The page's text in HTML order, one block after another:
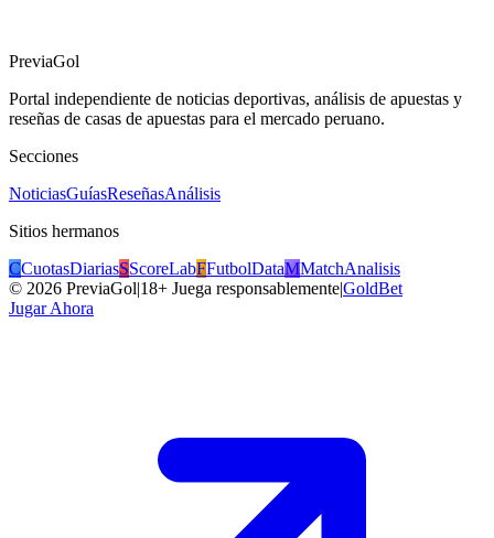
PreviaGol
Portal independiente de noticias deportivas, análisis de apuestas y
reseñas de casas de apuestas para el mercado peruano.
Secciones
NoticiasGuíasReseñasAnálisis
Sitios hermanos
CCuotasDiariasSScoreLabFFutbolDataMMatchAnalisis
© 2026 PreviaGol|18+ Juega responsablemente|GoldBet
Jugar Ahora